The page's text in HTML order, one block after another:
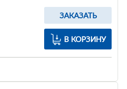
ЗАКАЗАТЬ
В КОРЗИНУ